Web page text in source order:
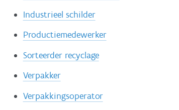
Industrieel schilder
Productiemedewerker
Sorteerder recyclage
Verpakker
Verpakkingsoperator